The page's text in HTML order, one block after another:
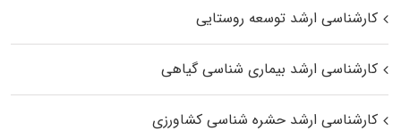
کارشناسی ارشد توسعه روستایی
کارشناسی ارشد بیماری‌ شناسی گیاهی
کارشناسی ارشد حشره‌ شناسی کشاورزی